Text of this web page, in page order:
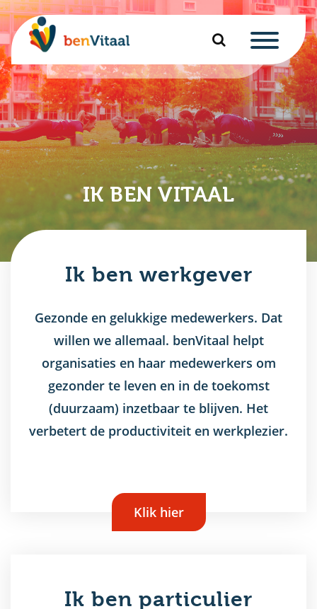
IK BEN VITAAL
Ik ben werkgever
Gezonde en gelukkige medewerkers. Dat
willen we allemaal. benVitaal helpt
organisaties en haar medewerkers om
gezonder te leven en in de toekomst
(duurzaam) inzetbaar te blijven. Het
verbetert de productiviteit en werkplezier.
Klik hier
Ik ben particulier